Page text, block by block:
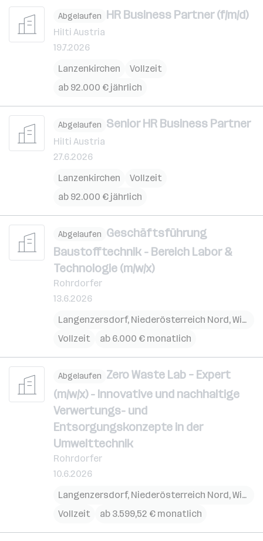
Abgelaufen HR Business Partner (f/m/d)
Hilti Austria
19.7.2026
Lanzenkirchen
Vollzeit
ab 92.000 € jährlich
Abgelaufen Senior HR Business Partner
Hilti Austria
27.6.2026
Lanzenkirchen
Vollzeit
ab 92.000 € jährlich
Abgelaufen Geschäftsführung
Baustofftechnik - Bereich Labor &
Technologie (m/w/x)
Rohrdorfer
13.6.2026
Langenzersdorf, Niederösterreich Nord,Wien
Vollzeit
ab 6.000 € monatlich
Abgelaufen Zero Waste Lab – Expert
(m/w/x) - Innovative und nachhaltige
Verwertungs- und
Entsorgungskonzepte in der
Umwelttechnik
Rohrdorfer
10.6.2026
Langenzersdorf, Niederösterreich Nord,Wien
Vollzeit
ab 3.599,52 € monatlich